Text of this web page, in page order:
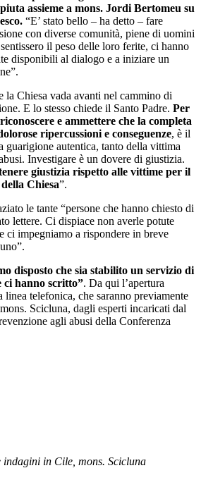
assieme a mons. Jordi Bertomeu su
“E’ stato bello – ha detto – fare
con diverse comunità, piene di uomini
il peso delle loro ferite, ci hanno
disponibili al dialogo e a iniziare un
la Chiesa vada avanti nel cammino di
E lo stesso chiede il Santo Padre. Per
e ammettere che la completa
ripercussioni e conseguenze, è il
guarigione autentica, tanto della vittima
Investigare è un dovere di giustizia.
giustizia rispetto alle vittime per il
Chiesa”.
le tante “persone che hanno chiesto di
lettere. Ci dispiace non averle potute
ci impegniamo a rispondere in breve
disposto che sia stabilito un servizio di
ci hanno scritto”. Da qui l’apertura
telefonica, che saranno previamente
Scicluna, dagli esperti incaricati dal
agli abusi della Conferenza
in Cile, mons. Scicluna